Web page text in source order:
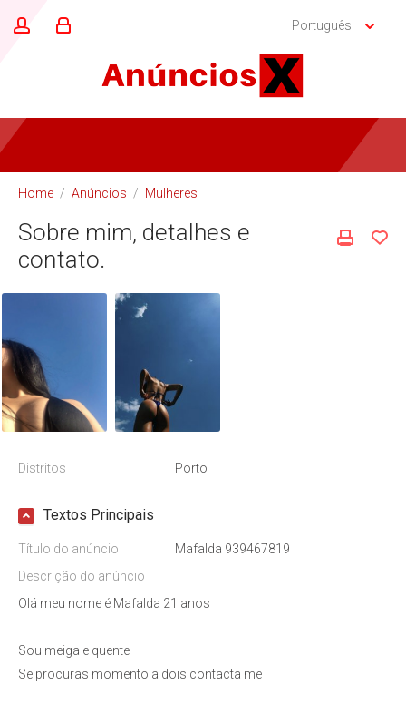
Português
Home / Anúncios / Mulheres
Sobre mim, detalhes e
contato.
Distritos Porto
Textos Principais
Título do anúncio
Mafalda 939467819
Descrição do anúncio
Olá meu nome é Mafalda 21 anos
Sou meiga e quente
Se procuras momento a dois contacta me